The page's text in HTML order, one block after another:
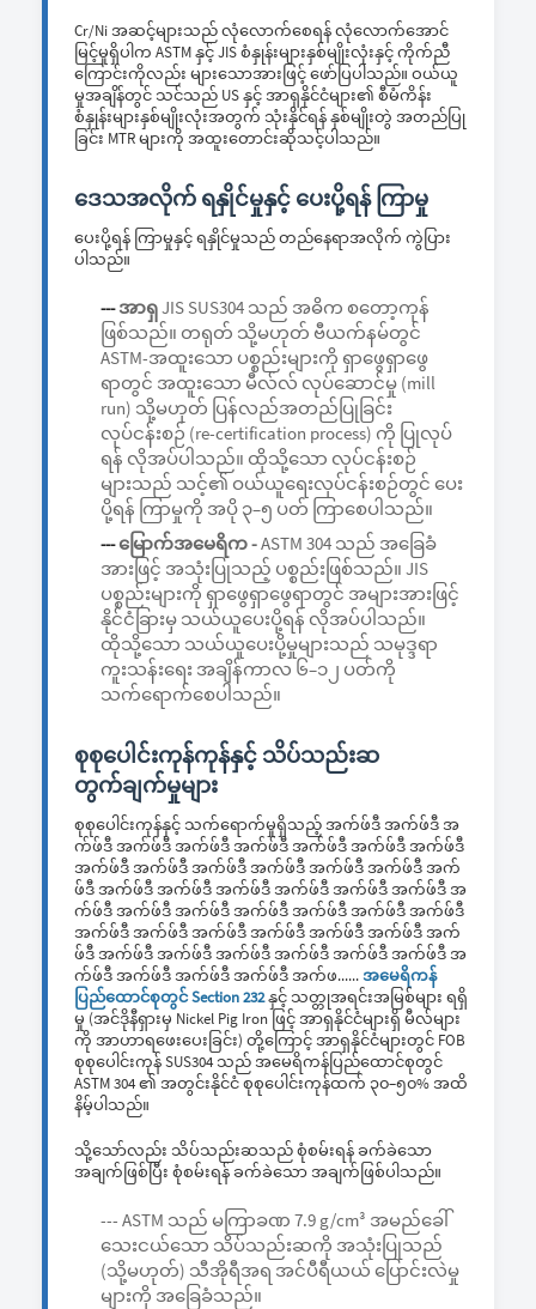
Cr/Ni အဆင့်များသည် လုံလောက်စေရန် လုံလောက်အောင်
မြင့်မှုရှိပါက ASTM နှင့် JIS စံနှုန်းများနှစ်မျိုးလုံးနှင့် ကိုက်ညီ
ကြောင်းကိုလည်း များသောအားဖြင့် ဖော်ပြပါသည်။ ဝယ်ယူ
မှုအချိန်တွင် သင်သည် US နှင့် အာရှနိုင်ငံများ၏ စီမံကိန်း
စံနှုန်းများနှစ်မျိုးလုံးအတွက် သုံးနိုင်ရန် နှစ်မျိုးတွဲ အတည်ပြု
ခြင်း MTR များကို အထူးတောင်းဆိုသင့်ပါသည်။
ဒေသအလိုက် ရနှိုင်မှုနှင့် ပေးပို့ရန် ကြာမှု
ပေးပို့ရန် ကြာမှုနှင့် ရနှိုင်မှုသည် တည်နေရာအလိုက် ကွဲပြား
ပါသည်။
---အာရှJIS SUS304 သည် အဓိက စတော့ကုန်
ဖြစ်သည်။ တရုတ် သို့မဟုတ် ဗီယက်နမ်တွင်
ASTM-အထူးသော ပစ္စည်းများကို ရှာဖွေရှာဖွေ
ရာတွင် အထူးသော မီလ်လ် လုပ်ဆောင်မှု (mill
run) သို့မဟုတ် ပြန်လည်အတည်ပြုခြင်း
လုပ်ငန်းစဉ် (re-certification process) ကို ပြုလုပ်
ရန် လိုအပ်ပါသည်။ ထိုသို့သော လုပ်ငန်းစဉ်
များသည် သင့်၏ ဝယ်ယူရေးလုပ်ငန်းစဉ်တွင် ပေး
ပို့ရန် ကြာမှုကို အပို ၃–၅ ပတ် ကြာစေပါသည်။
---မြောက်အမေရိက -ASTM 304 သည် အခြေခံ
အားဖြင့် အသုံးပြုသည့် ပစ္စည်းဖြစ်သည်။ JIS
ပစ္စည်းများကို ရှာဖွေရှာဖွေရာတွင် အများအားဖြင့်
နိုင်ငံခြားမှ သယ်ယူပေးပို့ရန် လိုအပ်ပါသည်။
ထိုသို့သော သယ်ယူပေးပို့မှုများသည် သမုဒ္ဒရာ
ကူးသန်းရေး အချိန်ကာလ ၆–၁၂ ပတ်ကို
သက်ရောက်စေပါသည်။
စုစုပေါင်းကုန်ကုန်နှင့် သိပ်သည်းဆ
တွက်ချက်မှုများ
စုစုပေါင်းကုန်နှင့် သက်ရောက်မှုရှိသည့် အက်ဖ်ဒီ အက်ဖ်ဒီ အ
က်ဖ်ဒီ အက်ဖ်ဒီ အက်ဖ်ဒီ အက်ဖ်ဒီ အက်ဖ်ဒီ အက်ဖ်ဒီ အက်ဖ်ဒီ
အက်ဖ်ဒီ အက်ဖ်ဒီ အက်ဖ်ဒီ အက်ဖ်ဒီ အက်ဖ်ဒီ အက်ဖ်ဒီ အက်
ဖ်ဒီ အက်ဖ်ဒီ အက်ဖ်ဒီ အက်ဖ်ဒီ အက်ဖ်ဒီ အက်ဖ်ဒီ အက်ဖ်ဒီ အ
က်ဖ်ဒီ အက်ဖ်ဒီ အက်ဖ်ဒီ အက်ဖ်ဒီ အက်ဖ်ဒီ အက်ဖ်ဒီ အက်ဖ်ဒီ
အက်ဖ်ဒီ အက်ဖ်ဒီ အက်ဖ်ဒီ အက်ဖ်ဒီ အက်ဖ်ဒီ အက်ဖ်ဒီ အက်
ဖ်ဒီ အက်ဖ်ဒီ အက်ဖ်ဒီ အက်ဖ်ဒီ အက်ဖ်ဒီ အက်ဖ်ဒီ အက်ဖ်ဒီ အ
က်ဖ်ဒီ အက်ဖ်ဒီ အက်ဖ်ဒီ အက်ဖ်ဒီ အက်ဖ......အမေရိကန်
ပြည်ထောင်စုတွင် Section 232နှင့် သတ္တုအရင်းအမြစ်များ ရရှိ
မှု (အင်ဒိုနီရှားမှ Nickel Pig Iron ဖြင့် အာရှနိုင်ငံများရှိ မီလ်များ
ကို အာဟာရဖေးပေးခြင်း) တို့ကြောင့် အာရှနိုင်ငံများတွင် FOB
စုစုပေါင်းကုန် SUS304 သည် အမေရိကန်ပြည်ထောင်စုတွင်
ASTM 304 ၏ အတွင်းနိုင်ငံ စုစုပေါင်းကုန်ထက် ၃၀–၅၀% အထိ
နိမ့်ပါသည်။
သို့သော်လည်း သိပ်သည်းဆသည် စုံစမ်းရန် ခက်ခဲသော
အချက်ဖြစ်ပြီး စုံစမ်းရန် ခက်ခဲသော အချက်ဖြစ်ပါသည်။
--- ASTM သည် မကြာခဏ 7.9 g/cm³ အမည်ခေါ်
သေးငယ်သော သိပ်သည်းဆကို အသုံးပြုသည်
(သို့မဟုတ်) သီအိုရီအရ အင်ပီရီယယ် ပြောင်းလဲမှု
များကို အခြေခံသည်။